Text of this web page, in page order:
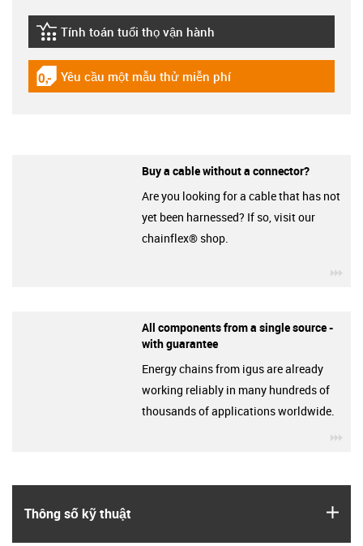
Thông số kỹ thuật
igus-icon-lebensdauerrechner
Tính toán tuổi thọ vận hành
igus-icon-gratismuster
Yêu cầu một mẫu thử miễn phí
Buy a cable without a connector?
Are you looking for a cable that has not
yet been harnessed? If so, visit our
chainflex® shop.
All components from a single source -
with guarantee
Energy chains from igus are already
working reliably in many hundreds of
thousands of applications worldwide.